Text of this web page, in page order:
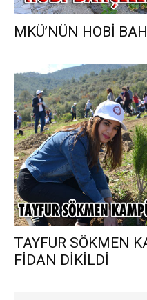
MKÜ’NÜN HOBİ
TAYFUR SÖKMEN
FİDAN DİKİLDİ